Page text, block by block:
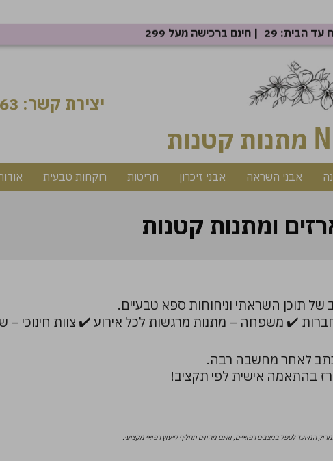
29 ₪ | חינם ברכישה מעל 299 ₪
מתנות קטנות
יצירת קשר: 050-8849463
אבני השראה אבני זיכרון חריטות רוקחות טבעית
ומתנות קטנות
✔️ משפחה – מתנות מרגשות לכל אירוע ✔️ צוות חינוכי –
לאחר מחשבה רבה.
בהתאמה אישית לפי תקציב!